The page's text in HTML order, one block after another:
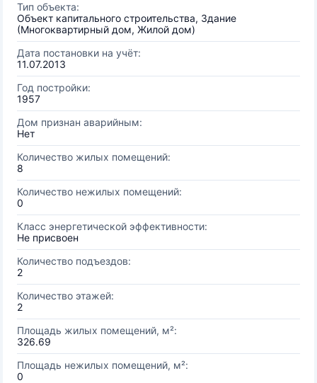
Тип объекта:
Объект капитального строительства, Здание
(Многоквартирный дом, Жилой дом)
Дата постановки на учёт:
11.07.2013
Год постройки:
1957
Дом признан аварийным:
Нет
Количество жилых помещений:
8
Количество нежилых помещений:
0
Класс энергетической эффективности:
Не присвоен
Количество подъездов:
2
Количество этажей:
2
Площадь жилых помещений, м²:
326.69
Площадь нежилых помещений, м²:
0